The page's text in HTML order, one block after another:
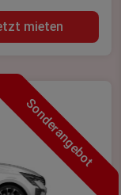
mieten
Sonderangebot